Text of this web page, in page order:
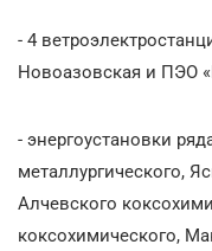
- 4
Новоазовская и ПЭО
- энергоустановки
металлургического,
Алчевского
коксохимического,